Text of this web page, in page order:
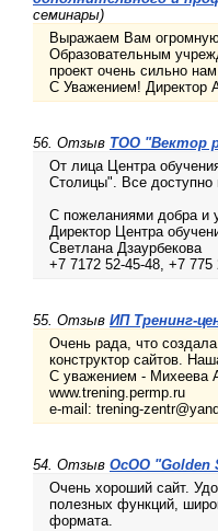
семинары)
Выражаем Вам огромную
Образовательным
проект очень сильно нам
С Уважением! Директор
56. Отзыв ТОО "Вектор
От лица Центра
Столицы". Все доступно
С пожеланиями добра и
Директор Центра
Светлана Дзаурбекова
+7 7172 52-45-48, +7 775
55. Отзыв ИП Тренинг-
Очень рада, что
конструктор сайтов.
С уважением - Михеева
www.trening.permp.ru
e-mail: trening-
54. Отзыв ОсОО "Golden
Очень хороший сайт.
полезных функций,
формата.